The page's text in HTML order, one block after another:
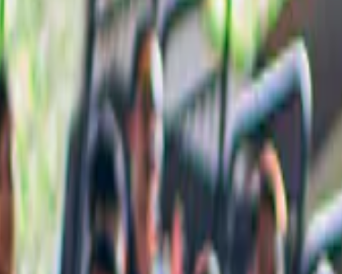
mag missen, met zorg voor jou samengesteld.